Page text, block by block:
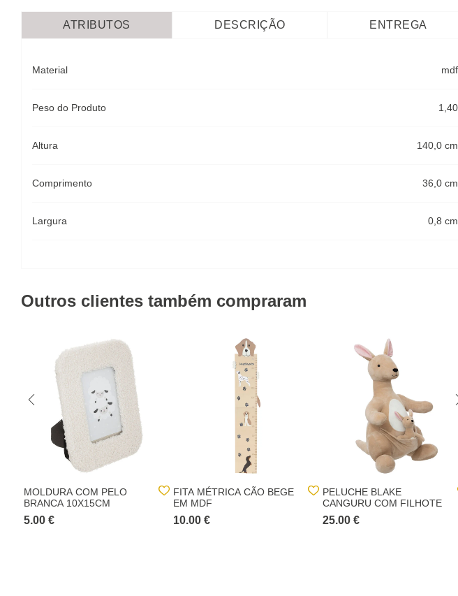
ATRIBUTOS DESCRIÇÃO ENTREGA
Material mdf
Peso do Produto 1,40
Altura 140,0 cm
Comprimento 36,0 cm
Largura 0,8 cm
Outros clientes também compraram
MOLDURA COM PELO
BRANCA 10X15CM
5.00 €
FITA MÉTRICA CÃO BEGE
EM MDF
10.00 €
PELUCHE BLAKE
CANGURU COM FILHOTE
25.00 €